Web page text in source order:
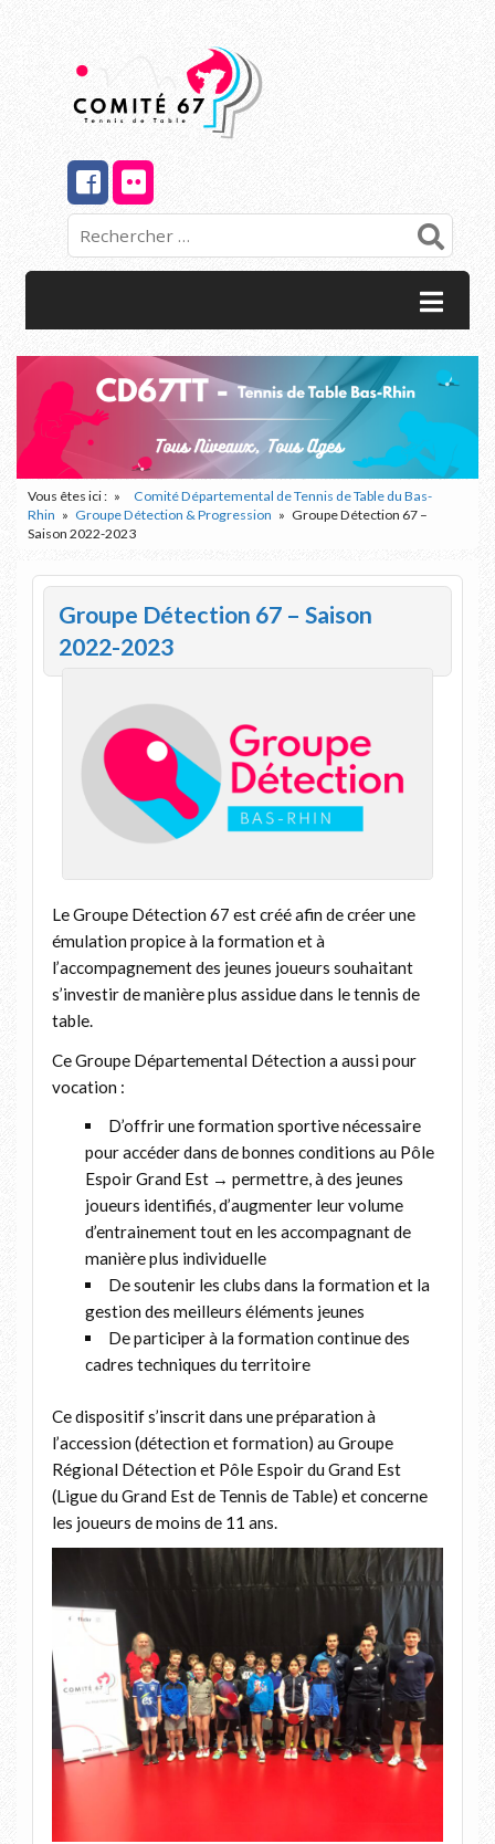
Vous êtes ici :
Comité Départemental de Tennis de Table du Bas-
Rhin
Groupe Détection & Progression
Groupe Détection 67 –
Saison 2022-2023
Groupe Détection 67 – Saison
2022-2023
Le Groupe Détection 67 est créé afin de créer une
émulation propice à la formation et à
l’accompagnement des jeunes joueurs souhaitant
s’investir de manière plus assidue dans le tennis de
table.
Ce Groupe Départemental Détection a aussi pour
vocation :
D’offrir une formation sportive nécessaire
pour accéder dans de bonnes conditions au Pôle
Espoir Grand Est → permettre, à des jeunes
joueurs identifiés, d’augmenter leur volume
d’entrainement tout en les accompagnant de
manière plus individuelle
De soutenir les clubs dans la formation et la
gestion des meilleurs éléments jeunes
De participer à la formation continue des
cadres techniques du territoire
Ce dispositif s’inscrit dans une préparation à
l’accession (détection et formation) au Groupe
Régional Détection et Pôle Espoir du Grand Est
(Ligue du Grand Est de Tennis de Table) et concerne
les joueurs de moins de 11 ans.